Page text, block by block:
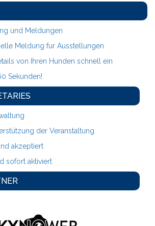
und Meldungen
Meldung fur Ausstellungen
von Ihren Hunden schnell ein
Sekunden!
der Veranstaltung
akzeptiert
sofort aktiviert